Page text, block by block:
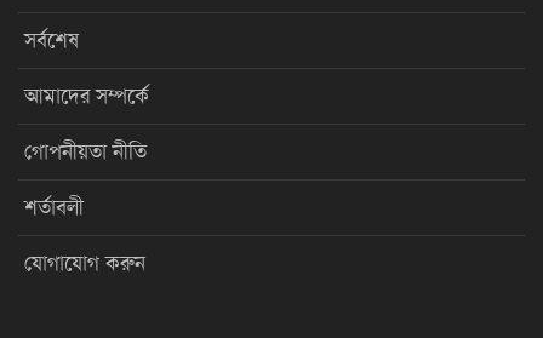
সর্বশেষ
আমাদের সম্পর্কে
গোপনীয়তা নীতি
শর্তাবলী
যোগাযোগ করুন